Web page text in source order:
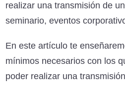
realizar una transmisión de
seminario, eventos
En este artículo te
mínimos necesarios con los
poder realizar una